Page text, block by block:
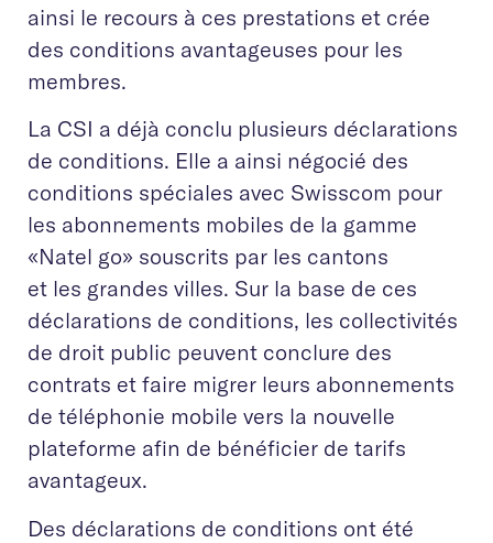
ainsi le recours à ces prestations et crée
des conditions avantageuses pour les
membres.
La CSI a déjà conclu plusieurs déclarations
de conditions. Elle a ainsi négocié des
conditions spéciales avec Swisscom pour
les abonnements mobiles de la gamme
«Natel go» souscrits par les cantons
et les grandes villes. Sur la base de ces
déclarations de conditions, les collectivités
de droit public peuvent conclure des
contrats et faire migrer leurs abonnements
de téléphonie mobile vers la nouvelle
plateforme afin de bénéficier de tarifs
avantageux.
Des déclarations de conditions ont été